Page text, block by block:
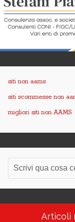
siti non aams
siti scommesse non
migliori siti non AAMS
Articoli